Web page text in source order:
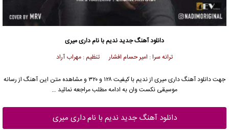
دانلود آهنگ جدیدندیمبا نام داری میری
ترانه سرا : امیر حسام افشار تنظیم : مهراب آراد
جهت دانلود آهنگ داری میری ازندیم
با کیفیت ۱۲۸ و ۳۲۰ و مشاهده متن این آهنگ از رسانه
موسیقی نکست وان به ادامه مطلب مراجعه نمائید …
دانلود آهنگ جدید ندیم با نام داری میری